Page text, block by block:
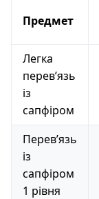
Предмет
Легка
перев’язь
із
сапфіром
Перев’язь
із
сапфіром
1 рівня